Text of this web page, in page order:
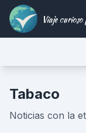
Viaje curioso
Tabaco
Noticias con la